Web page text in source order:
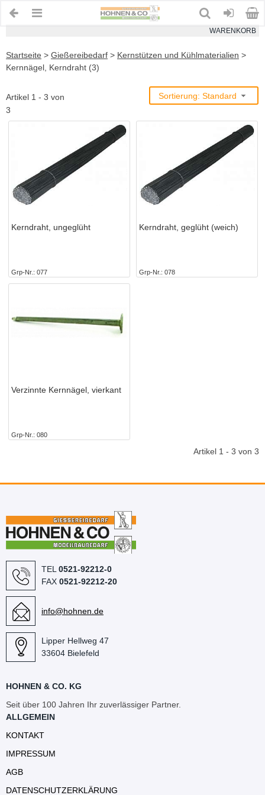
WARENKORB
Startseite > Gießereibedarf > Kernstützen und Kühlmaterialien >
Kernnägel, Kerndraht (3)
Artikel 1 - 3 von
3
Sortierung: Standard
Kerndraht, ungeglüht
Grp-Nr. 077
Kerndraht, geglüht (weich)
Grp-Nr. 078
Verzinnte Kernnägel, vierkant
Grp-Nr. 080
Artikel 1 - 3 von 3
TEL 0521-92212-0
FAX 0521-92212-20
info@hohnen.de
Lipper Hellweg 47
33604 Bielefeld
HOHNEN & CO. KG
Seit über 100 Jahren Ihr zuverlässiger Partner.
ALLGEMEIN
KONTAKT
IMPRESSUM
AGB
DATENSCHUTZERKLÄRUNG